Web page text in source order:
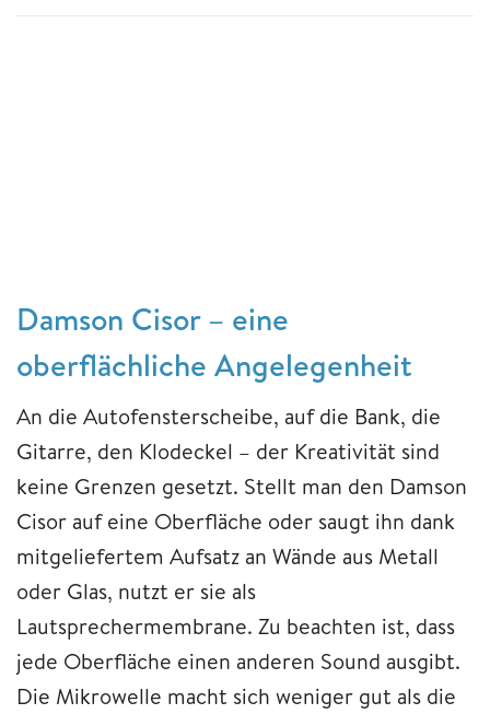
Damson Cisor – eine
oberflächliche Angelegenheit
An die Autofensterscheibe, auf die Bank, die
Gitarre, den Klodeckel – der Kreativität sind
keine Grenzen gesetzt. Stellt man den Damson
Cisor auf eine Oberfläche oder saugt ihn dank
mitgeliefertem Aufsatz an Wände aus Metall
oder Glas, nutzt er sie als
Lautsprechermembrane. Zu beachten ist, dass
jede Oberfläche einen anderen Sound ausgibt.
Die Mikrowelle macht sich weniger gut als die